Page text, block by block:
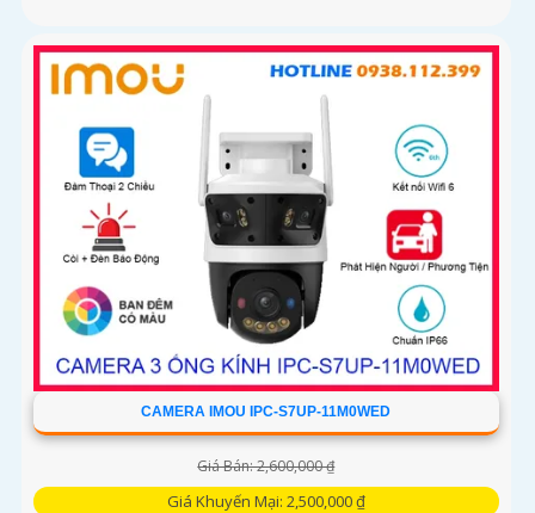
CAMERA IMOU IPC-S7UP-11M0WED
Giá Bán: 2,600,000 ₫
Giá Khuyến Mại: 2,500,000 ₫